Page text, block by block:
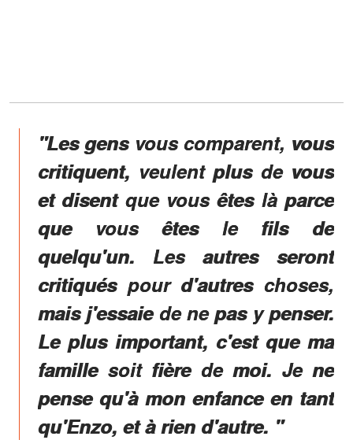
"Les gens vous comparent, vous
critiquent, veulent plus de vous
et disent que vous êtes là parce
que vous êtes le fils de
quelqu'un. Les autres seront
critiqués pour d'autres choses,
mais j'essaie de ne pas y penser.
Le plus important, c'est que ma
famille soit fière de moi. Je ne
pense qu'à mon enfance en tant
qu'Enzo, et à rien d'autre. "